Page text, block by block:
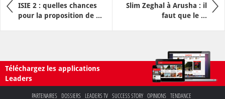
ISIE 2 : quelles chances
pour la proposition de ...
Slim Zeghal à Arusha : il
faut que le ...
Téléchargez les applications
Leaders
PARTENAIRES DOSSIERS LEADERS TV SUCCESS STORY OPINIONS TENDANCE